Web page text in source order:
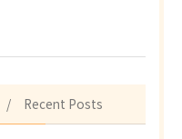
Recent Posts